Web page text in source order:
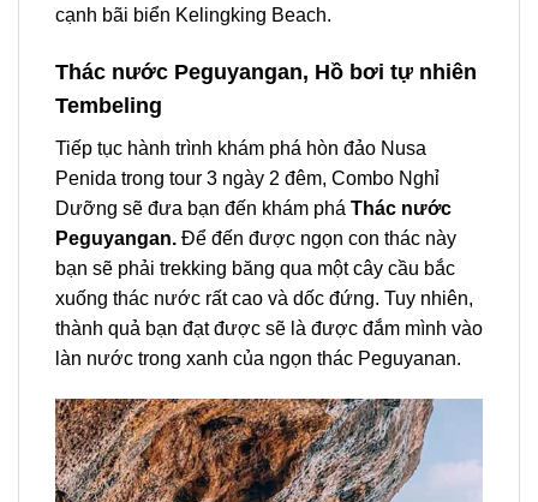
cạnh bãi biển Kelingking Beach.
Thác nước Peguyangan, Hồ bơi tự nhiên
Tembeling
Tiếp tục hành trình khám phá hòn đảo Nusa
Penida trong tour 3 ngày 2 đêm, Combo Nghỉ
Dưỡng sẽ đưa bạn đến khám phá Thác nước
Peguyangan. Để đến được ngọn con thác này
bạn sẽ phải trekking băng qua một cây cầu bắc
xuống thác nước rất cao và dốc đứng. Tuy nhiên,
thành quả bạn đạt được sẽ là được đắm mình vào
làn nước trong xanh của ngọn thác Peguyanan.